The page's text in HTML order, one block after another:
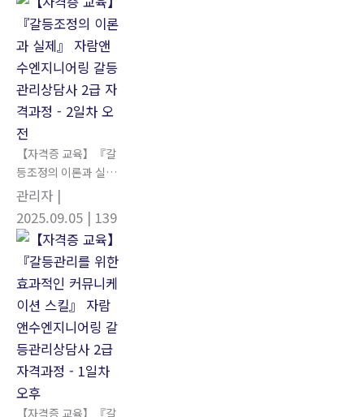
담사 2급 자격과정 - 2
일차 오후
【자격증 교육】『갈
등조정의 이론과 실
제』 자람앤수엔지니
어링 갈등관리상담사
2급 자격과정 - 2일차
오전
관리자 |
2025.09.05 | 139
【자격증 교육】『갈